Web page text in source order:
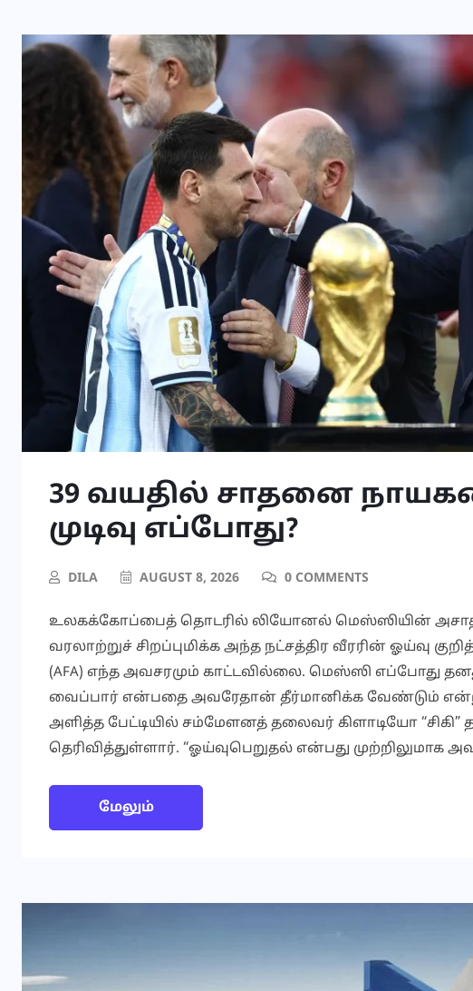
39 வயதில் சாதனை
முடிவு எப்போது?
DILA AUGUST 8, 2026 0 COMMENTS
உலகக்கோப்பைத் தொடரில் லியோனல் மெஸ்ஸியின்
வரலாற்றுச் சிறப்புமிக்க அந்த நட்சத்திர வீரரின் ஓய்வு
(AFA) எந்த அவசரமும் காட்டவில்லை. மெஸ்ஸி எப்போது
வைப்பார் என்பதை அவரேதான் தீர்மானிக்க வேண்டும்
அளித்த பேட்டியில் சம்மேளனத் தலைவர் கிளாடியோ “சிகி”
தெரிவித்துள்ளார். “ஓய்வுபெறுதல் என்பது முற்றிலுமாக
மேலும்